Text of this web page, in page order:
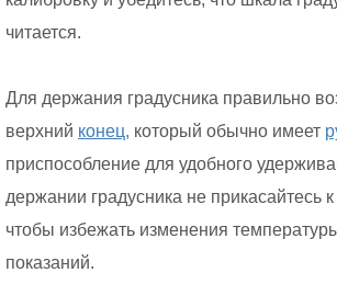
читается.
Для держания градусника правильно
верхний конец, который обычно имеет
приспособление для удобного
держании градусника не прикасайтесь к
чтобы избежать изменения
показаний.